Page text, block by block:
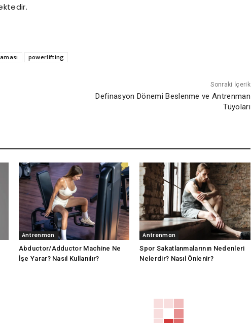
powerlifting
Sonraki İçerik
Definasyon Dönemi Beslenme ve Antrenman
Tüyoları
Antrenman
Abductor/Adductor Machine Ne
İşe Yarar? Nasıl Kullanılır?
Antrenman
Spor Sakatlanmalarının Nedenleri
Nelerdir? Nasıl Önlenir?